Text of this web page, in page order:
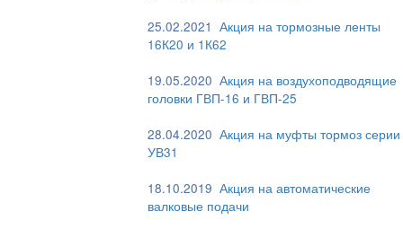
25.02.2021 Акция на тормозные ленты
16К20 и 1К62
19.05.2020 Акция на воздухоподводящие
головки ГВП-16 и ГВП-25
28.04.2020 Акция на муфты тормоз серии
УВ31
18.10.2019 Акция на автоматические
валковые подачи